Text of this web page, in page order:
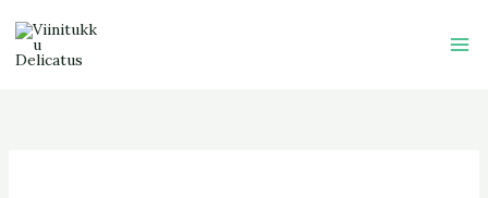
content